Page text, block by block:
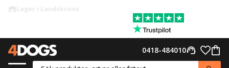
warehouse Lager i Landskrona
support_agent
0418-484010